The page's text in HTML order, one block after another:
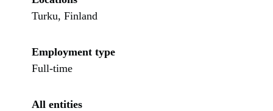
Turku, Finland
Employment type
Full-time
All entities